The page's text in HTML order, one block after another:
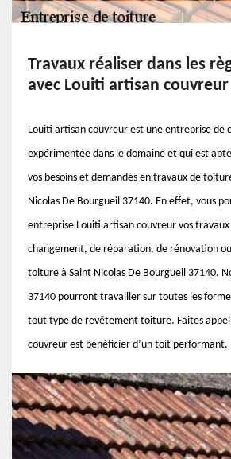
Travaux réaliser dans les
avec Louiti artisan couvreur
Louiti artisan couvreur est une entreprise de
expérimentée dans le domaine et qui est
vos besoins et demandes en travaux de
Nicolas De Bourgueil 37140. En effet, vous
entreprise Louiti artisan couvreur vos travaux
changement, de réparation, de rénovation
toiture à Saint Nicolas De Bourgueil 37140.
37140 pourront travailler sur toutes les
tout type de revêtement toiture. Faites
couvreur est bénéficier d’un toit performant.